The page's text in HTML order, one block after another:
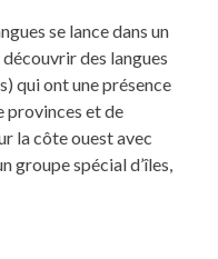
se lance dans un
des langues
qui ont une présence
provinces et de
la côte ouest avec
groupe spécial d’îles,